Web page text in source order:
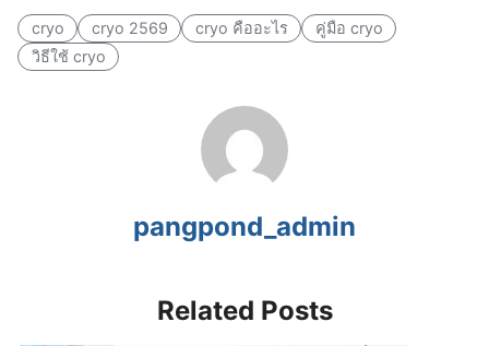
cryo cryo 2569 cryo คืออะไร
คู่มือ cryo
วิธีใช้ cryo
pangpond_admin
Related Posts